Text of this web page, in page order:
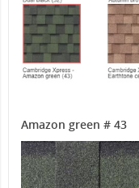
Amazon green # 43